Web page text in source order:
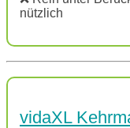
nützlich
vidaXL